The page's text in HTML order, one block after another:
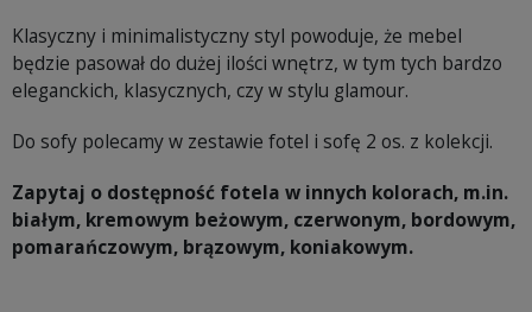
Klasyczny i minimalistyczny styl powoduje, że mebel
będzie pasował do dużej ilości wnętrz, w tym tych bardzo
eleganckich, klasycznych, czy w stylu glamour.
Do sofy polecamy w zestawie fotel i sofę 2 os. z kolekcji.
Zapytaj o dostępność fotela w innych kolorach, m.in.
białym, kremowym beżowym, czerwonym, bordowym,
pomarańczowym, brązowym, koniakowym.